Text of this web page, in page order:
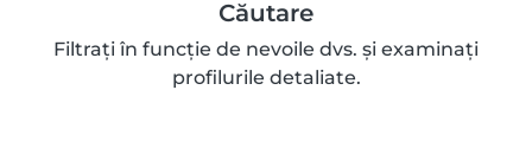
Căutare
Filtrați în funcție de nevoile dvs. și examinați
profilurile detaliate.